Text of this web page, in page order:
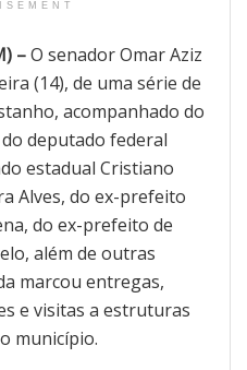
–O senador Omar Aziz
(14), de uma série de
acompanhado do
deputado federal
estadual Cristiano
Alves, do ex-prefeito
do ex-prefeito de
além de outras
marcou entregas,
e visitas a estruturas
município.